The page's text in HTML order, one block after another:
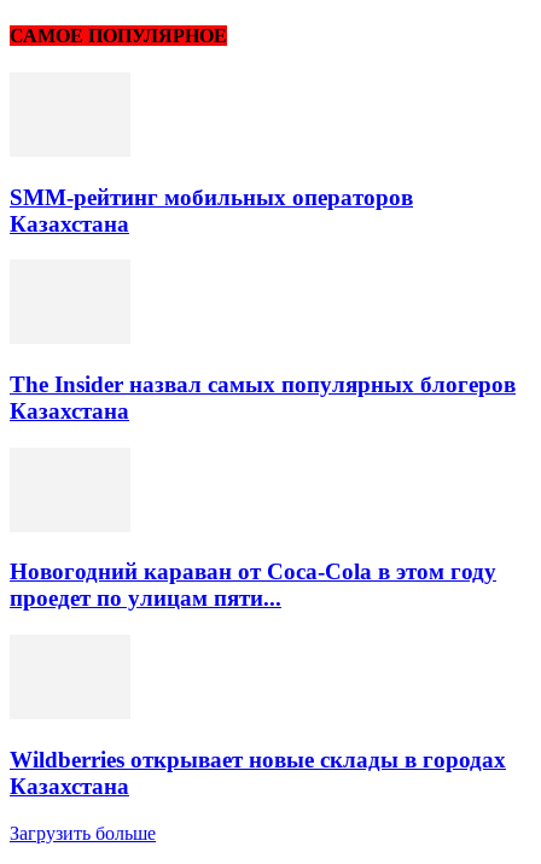
САМОЕ ПОПУЛЯРНОЕ
SMM-рейтинг мобильных операторов
Казахстана
The Insider назвал самых популярных блогеров
Казахстана
Новогодний караван от Coca-Cola в этом году
проедет по улицам пяти...
Wildberries открывает новые склады в городах
Казахстана
Загрузить больше